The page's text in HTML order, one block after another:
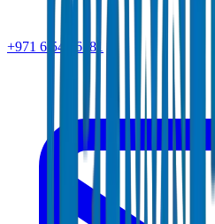
+971 6 543 6781